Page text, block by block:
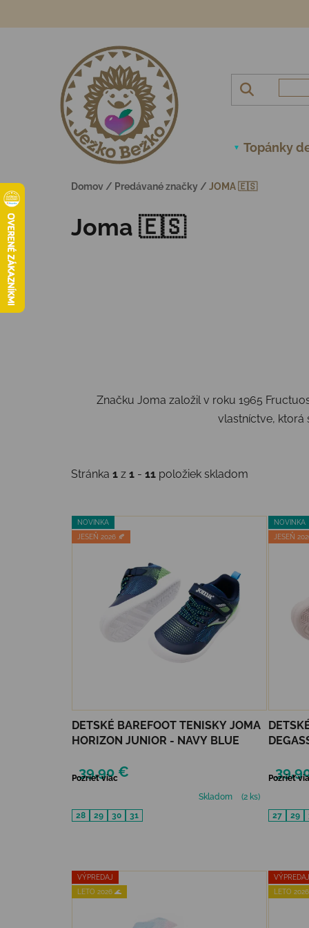
Topánky
Domov / Predávané značky / JOMA 🇪🇸
Joma 🇪🇸
Značku Joma založil v roku 1965
vlastníctve, ktorá
Stránka 1 z 1 - 11 položiek skladom
Výpis produktov
NOVINKA
JESEŇ 2026 🍂
DETSKÉ BAREFOOT TENISKY JOMA
HORIZON JUNIOR - NAVY BLUE
39,90 €
Pozrieť viac
Skladom
(2 ks)
28
29 30 31
NOVINKA
JESEŇ
Pozrieť
27
29
VÝPREDAJ
LETO 2026 🌊
VÝPREDAJ
LETO